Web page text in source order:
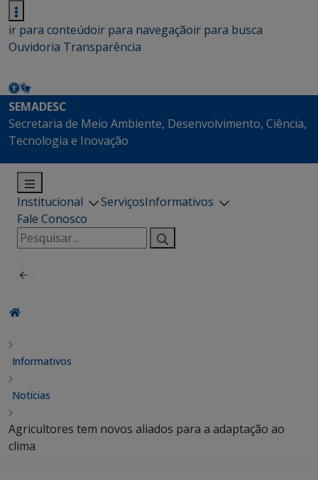
ir para conteúdoir para navegaçãoir para busca
Ouvidoria Transparência
SEMADESC
Secretaria de Meio Ambiente, Desenvolvimento, Ciência,
Tecnologia e Inovação
Institucional ServiçosInformativos
Fale Conosco
Pesquisar
por:
Informativos
Notícias
Agricultores tem novos aliados para a adaptação ao
clima